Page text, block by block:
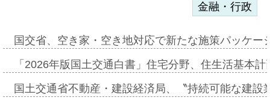
金融・行政
国交省、空き家・空き地対応で新たな施策パッケ
「2026年版国土交通白書」住宅分野、住生活基本
国土交通省不動産・建設経済局、〝持続可能な建